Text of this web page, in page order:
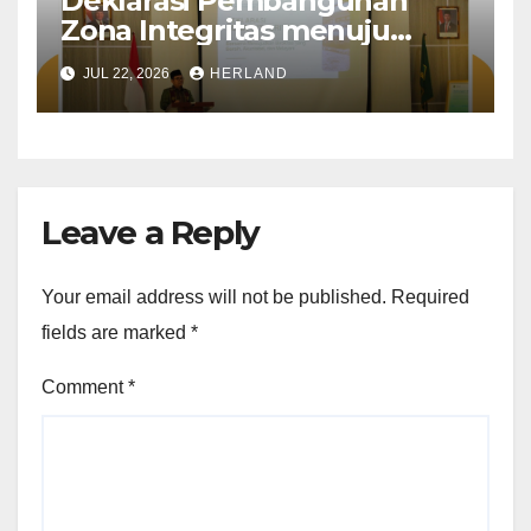
Zona Integritas menuju
Wilayah Bebas dari Korupsi
(WBK) dan Wilayah Birokrasi
Bersih Melayani (WBBM)
JUL 22, 2026 HERLAND
Leave a Reply
Your email address will not be published. Required
fields are marked *
Comment*